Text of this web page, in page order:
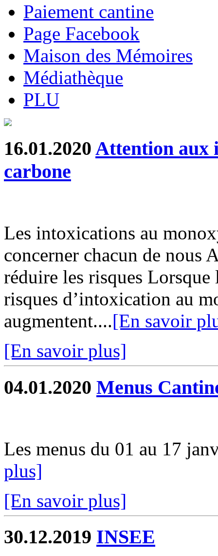
Paiement cantine
Page Facebook
Maison des Mémoires
Médiathèque
PLU
16.01.2020 Attention aux
carbone
Les intoxications au
concerner chacun de nous
réduire les risques Lorsque
risques d’intoxication au
augmentent....[En savoir
[En savoir plus]
04.01.2020 Menus
Les menus du 01 au 17
plus]
[En savoir plus]
30.12.2019 INSEE